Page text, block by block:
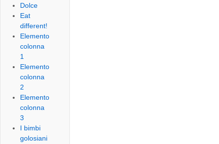
Dolce
Eat
different!
Elemento
colonna
1
Elemento
colonna
2
Elemento
colonna
3
I bimbi
golosiani